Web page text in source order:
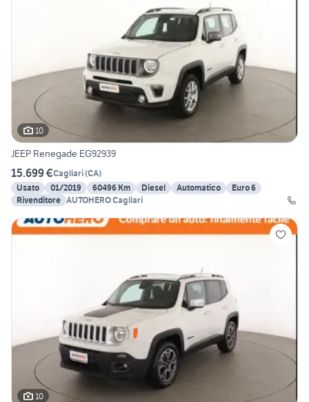
10
JEEP Renegade EG92939
15.699 €Cagliari(CA)
Usato
01/2019 60496 Km Diesel Automatico
Euro 6
Rivenditore AUTOHERO Cagliari
10